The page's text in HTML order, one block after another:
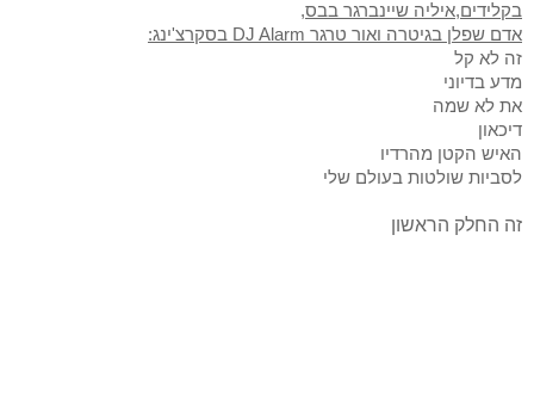
בקלידים,איליה שיינברגר בבס,
אדם שפלן בגיטרה ואור טרגר DJ Alarm בסקרצ'ינג:
זה לא קל
מדע בדיוני
את לא שמה
דיכאון
האיש הקטן מהרדיו
לסביות שולטות בעולם שלי
זה החלק הראשון